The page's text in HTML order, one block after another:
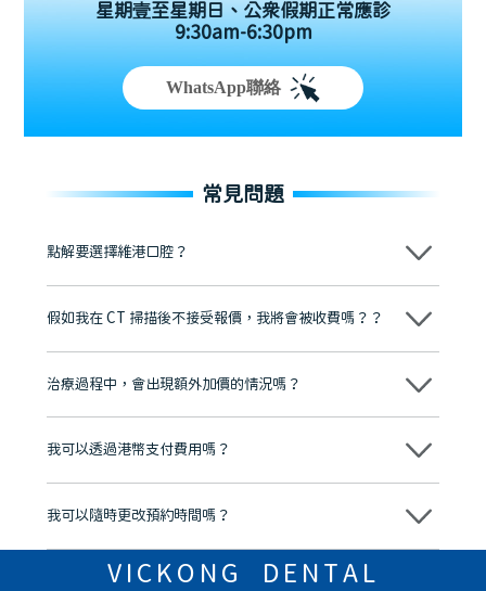
星期壹至星期日、公眾假期正常應診
9:30am-6:30pm
WhatsApp聯絡
常見問題
點解要選擇維港口腔？
維港口腔踐行「醫道濟世」的大學校訓，各分院匯聚來自香港、內地的
牌」、「2025香港企業領袖品牌」，是諾貝爾種植系統全球放心植牙中
至今已服務超過三十個國家和地區的顧客，受到粵港澳大灣區及周邊城
市市民極高的口碑評價及信任推薦 珠海、深圳設有八大分院，香港亦設
有咨詢及服務保障中心，有任何問題都可以隨時預約免費咨詢，讓人十
假如我在 CT 掃描後不接受報價，我將會被收費嗎？？
不會！只要未開始實際服務之前，你不會被收取任何費用。
治療過程中，會出現額外加價的情況嗎？
不會，治療前我們會詳細說明治療方案及對應的價錢，顧客同意並簽字
我可以透過港幣支付費用嗎？
可以。維港口腔會按照當日匯率轉算收取費用，而匯率會及時告知客人
我可以隨時更改預約時間嗎？
可以，請盡早通過wechat或whatsapp聯絡我們，告知我們你原本預約
的時間及資料，並且重新預約的日期及時段
VICKONG DENTAL